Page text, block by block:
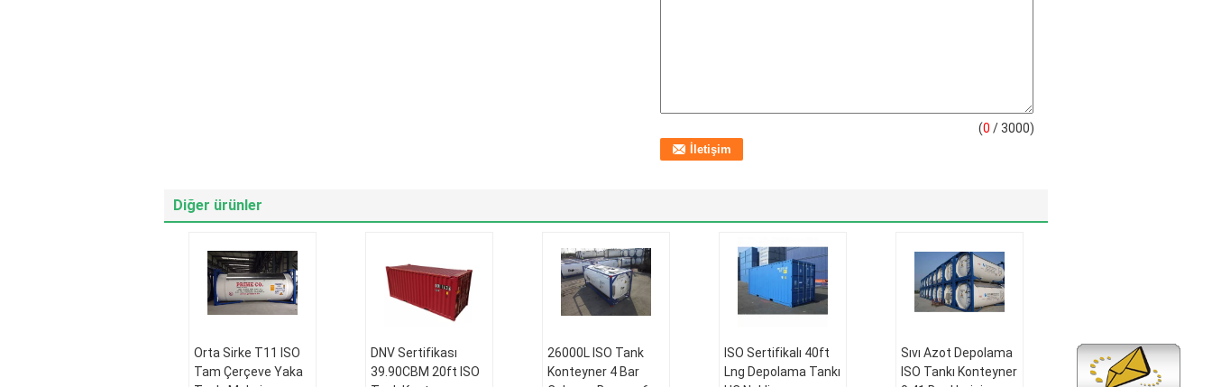
(0 / 3000)
Diğer ürünler
Orta Sirke T11 ISO
Tam Çerçeve Yaka
DNV Sertifikası
39.90CBM 20ft ISO
26000L ISO Tank
Konteyner 4 Bar
ISO Sertifikalı 40ft
Lng Depolama Tankı
Sıvı Azot Depolama
ISO Tankı Konteyner